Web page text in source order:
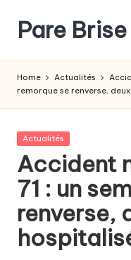
content
Pare
Home Actualités
remorque se renverse,
Posted
Actualités
Accident
71 : un
renverse,